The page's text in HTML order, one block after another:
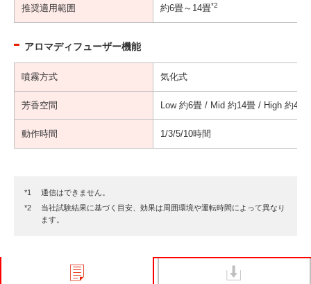
推奨適用範囲 約6畳～14畳*2
アロマディフューザー機能
噴霧方式 気化式
芳香空間 Low 約6畳 / Mid 約14畳 / High 約40
動作時間 1/3/5/10時間
通信はできません。
当社試験結果に基づく目安、効果は周囲環境や運転時間によって異なり
ます。